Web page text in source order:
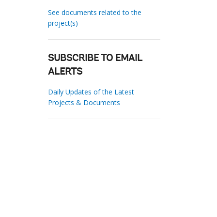
See documents related to the
project(s)
SUBSCRIBE TO EMAIL
ALERTS
Daily Updates of the Latest
Projects & Documents